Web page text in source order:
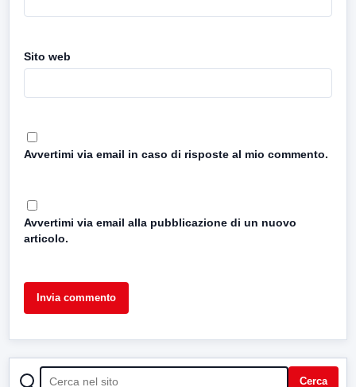
Sito web
Avvertimi via email in caso di risposte al mio commento.
Avvertimi via email alla pubblicazione di un nuovo
articolo.
CERCA Cerca